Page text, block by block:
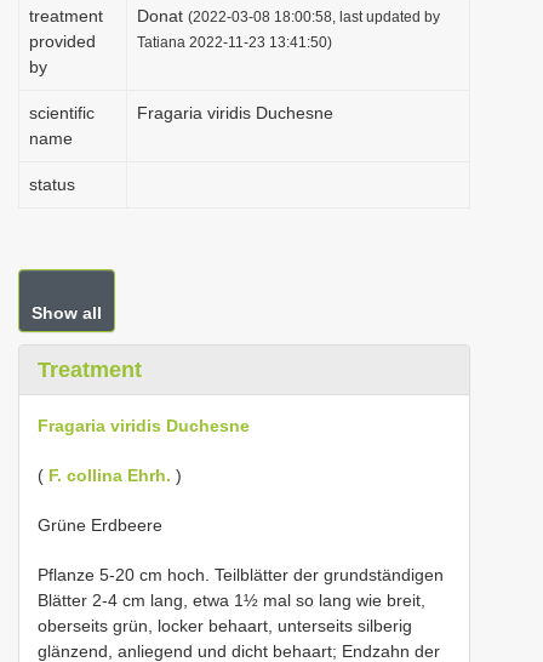
n
treatment
provided
by
Donat (2022-03-08 18:00:58, last updated by
Tatiana 2022-11-23 13:41:50)
scientific
name
Fragaria viridis Duchesne
status
Show all
Treatment
Fragaria viridis Duchesne
( F. collina Ehrh. )
Grüne Erdbeere
Pflanze 5-20 cm hoch. Teilblätter der grundständigen
Blätter 2-4 cm lang, etwa 1½ mal so lang wie breit,
oberseits grün, locker behaart, unterseits silberig
glänzend, anliegend und dicht behaart; Endzahn der